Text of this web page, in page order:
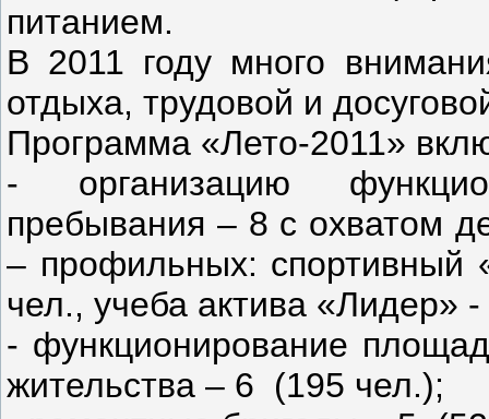
питанием.
В 2011 году много
отдыха, трудовой и
Программа «Лето-2011»
- организацию
пребывания – 8 с охватом
– профильных:
чел., учеба актива «Лидер»
- функционирование
жительства – 6 (195 чел.);